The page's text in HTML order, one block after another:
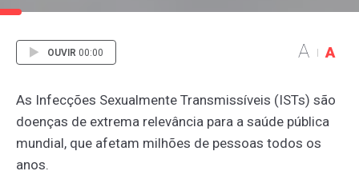
OUVIR 00:00 A A
As Infecções Sexualmente Transmissíveis (ISTs) são
doenças de extrema relevância para a saúde pública
mundial, que afetam milhões de pessoas todos os
anos.